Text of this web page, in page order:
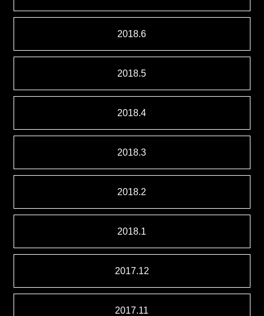
2018.6
2018.5
2018.4
2018.3
2018.2
2018.1
2017.12
2017.11